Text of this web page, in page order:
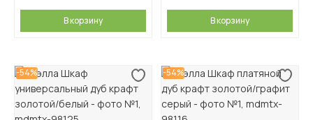
В корзину В корзину
-54% -54%